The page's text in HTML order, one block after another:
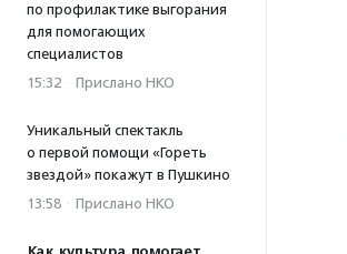
по профилактике выгорания
для помогающих
специалистов
15:32 · Прислано НКО
Уникальный спектакль
о первой помощи «Гореть
звездой» покажут в Пушкино
13:58 · Прислано НКО